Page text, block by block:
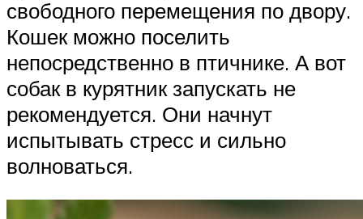
свободного перемещения по двору.
Кошек можно поселить
непосредственно в птичнике. А вот
собак в курятник запускать не
рекомендуется. Они начнут
испытывать стресс и сильно
волноваться.